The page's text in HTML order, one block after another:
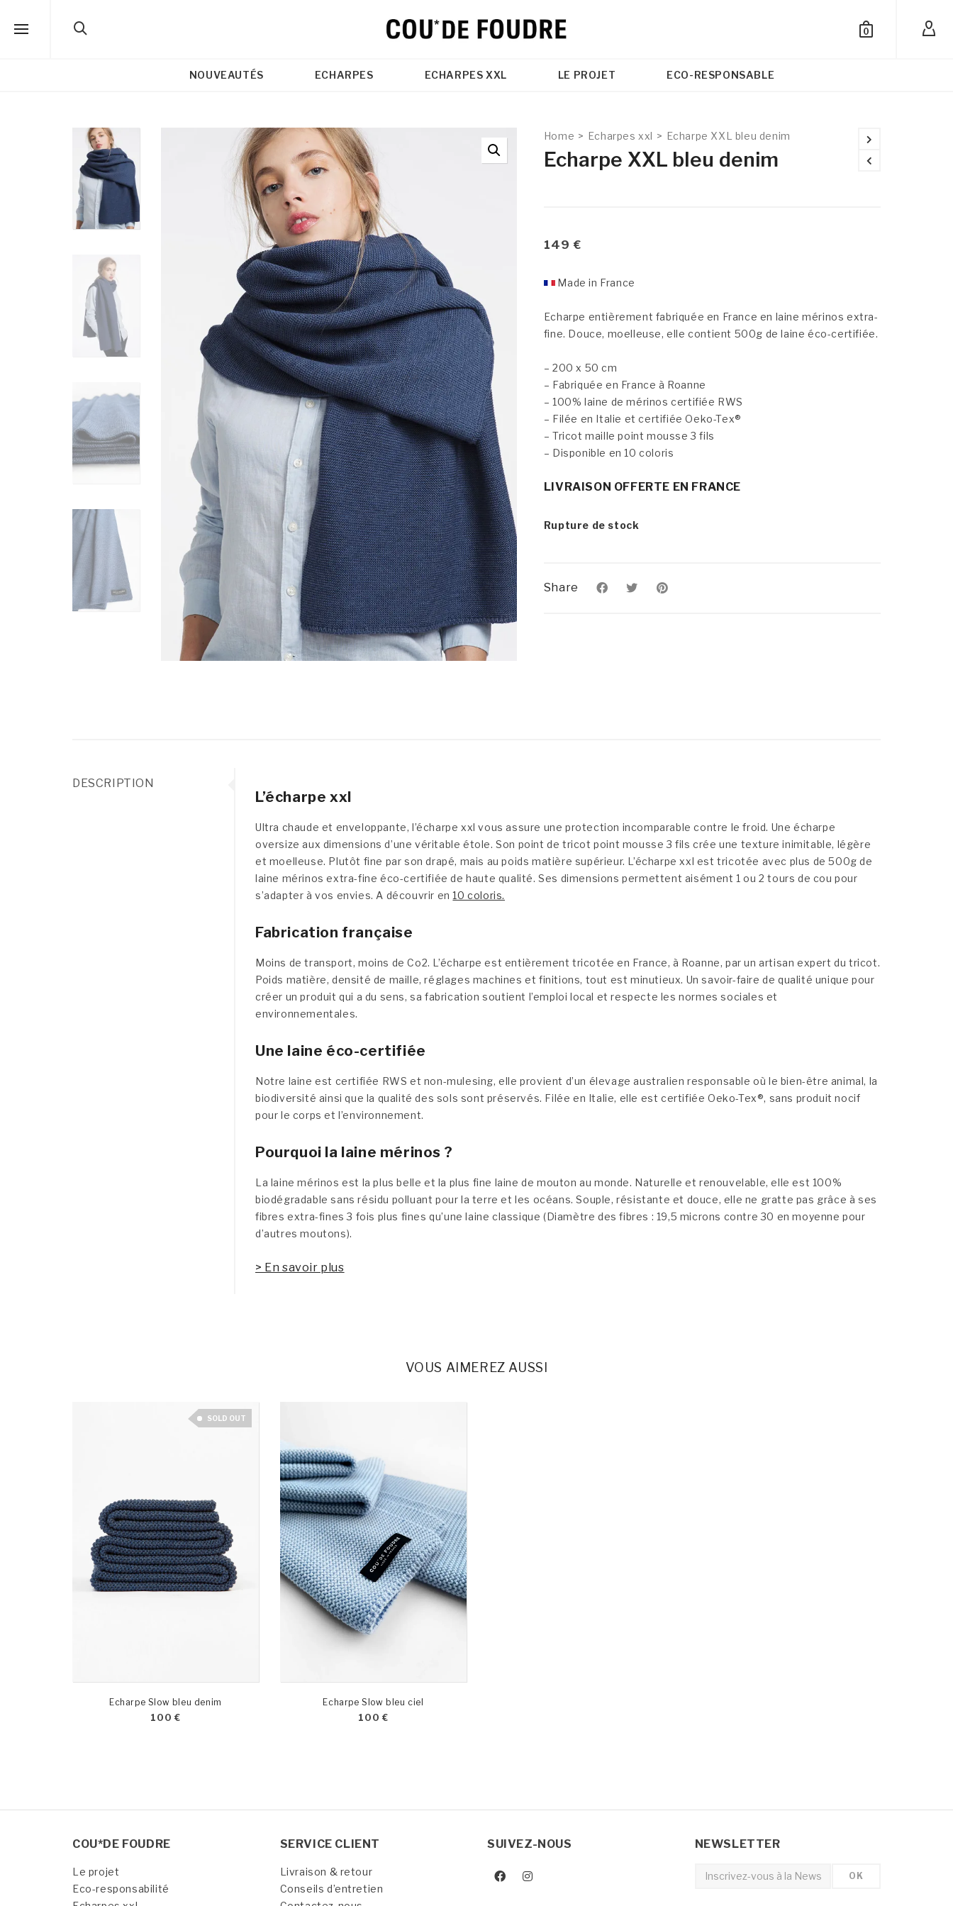
0
NOUVEAUTÉS ECHARPES ECHARPES XXL LE PROJET ECO-RESPONSABLE
Home > Echarpes xxl > Echarpe XXL bleu denim
Echarpe XXL bleu denim
149 €
Made in France
Echarpe entièrement fabriquée en France en laine mérinos extra-
fine. Douce, moelleuse, elle contient 500g de laine éco-certifiée.
– 200 x 50 cm
– Fabriquée en France à Roanne
– 100% laine de mérinos certifiée RWS
– Filée en Italie et certifiée Oeko-Tex®
– Tricot maille point mousse 3 fils
– Disponible en 10 coloris
LIVRAISON OFFERTE EN FRANCE
Rupture de stock
Share
DESCRIPTION
L’écharpe xxl
Ultra chaude et enveloppante, l’écharpe xxl vous assure une protection incomparable contre le froid. Une écharpe
oversize aux dimensions d’une véritable étole. Son point de tricot point mousse 3 fils crée une texture inimitable, légère
et moelleuse. Plutôt fine par son drapé, mais au poids matière supérieur. L’écharpe xxl est tricotée avec plus de 500g de
laine mérinos extra-fine éco-certifiée de haute qualité. Ses dimensions permettent aisément 1 ou 2 tours de cou pour
s’adapter à vos envies. A découvrir en10 coloris.
Fabrication française
Moins de transport, moins de Co2. L’écharpe est entièrement tricotée en France, à Roanne, par un artisan expert du tricot.
Poids matière, densité de maille, réglages machines et finitions, tout est minutieux. Un savoir-faire de qualité unique pour
créer un produit qui a du sens, sa fabrication soutient l’emploi local et respecte les normes sociales et
environnementales.
Une laine éco-certifiée
Notre laine est certifiée RWS et non-mulesing, elle provient d’un élevage australien responsable où le bien-être animal, la
biodiversité ainsi que la qualité des sols sont préservés. Filée en Italie, elle est certifiée Oeko-Tex®, sans produit nocif
pour le corps et l’environnement.
Pourquoi la laine mérinos ?
La laine mérinos est la plus belle et la plus fine laine de mouton au monde. Naturelle et renouvelable, elle est 100%
biodégradable sans résidu polluant pour la terre et les océans. Souple, résistante et douce, elle ne gratte pas grâce à ses
fibres extra-fines 3 fois plus fines qu’une laine classique (Diamètre des fibres : 19,5 microns contre 30 en moyenne pour
d’autres moutons).
> En savoir plus
VOUS AIMEREZ AUSSI
SOLD OUT
Echarpe Slow bleu denim
100 €
Echarpe Slow bleu ciel
100 €
COU*DE FOUDRE
Le projet
Eco-responsabilité
SERVICE CLIENT
Livraison & retour
Conseils d’entretien
SUIVEZ-NOUS NEWSLETTER